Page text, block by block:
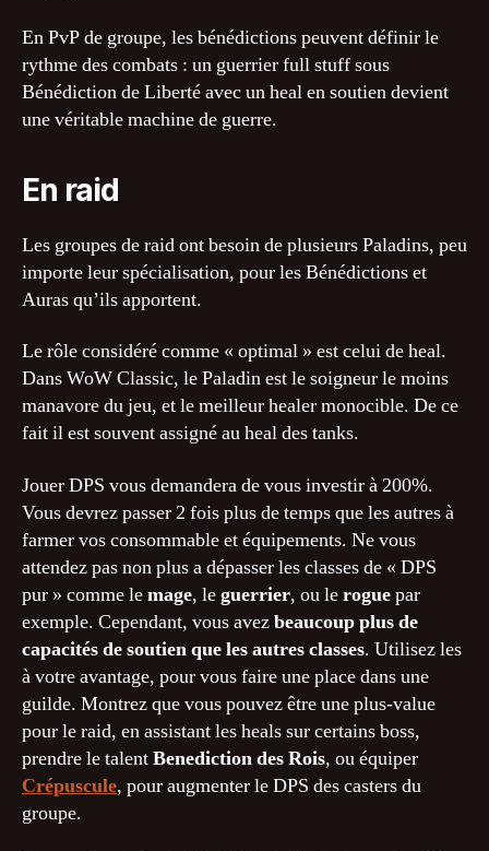
En PvP de groupe, les bénédictions peuvent définir le
rythme des combats : un guerrier full stuff sous
Bénédiction de Liberté avec un heal en soutien devient
une véritable machine de guerre.
En raid
Les groupes de raid ont besoin de plusieurs Paladins, peu
importe leur spécialisation, pour les Bénédictions et
Auras qu’ils apportent.
Le rôle considéré comme « optimal » est celui de heal.
Dans WoW Classic, le Paladin est le soigneur le moins
manavore du jeu, et le meilleur healer monocible. De ce
fait il est souvent assigné au heal des tanks.
Jouer DPS vous demandera de vous investir à 200%.
Vous devrez passer 2 fois plus de temps que les autres à
farmer vos consommable et équipements. Ne vous
attendez pas non plus a dépasser les classes de « DPS
pur » comme lemage, leguerrier, ou leroguepar
exemple. Cependant, vous avezbeaucoup plus de
capacités de soutien que les autres classes. Utilisez les
à votre avantage, pour vous faire une place dans une
guilde. Montrez que vous pouvez être une plus-value
pour le raid, en assistant les heals sur certains boss,
prendre le talentBenediction des Rois, ou équiper
Crépuscule, pour augmenter le DPS des casters du
groupe.